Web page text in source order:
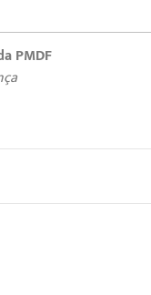
PMDF